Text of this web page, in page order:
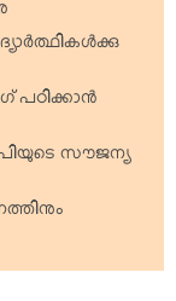
പഠിക്കാന്‍
സൗജന്യ